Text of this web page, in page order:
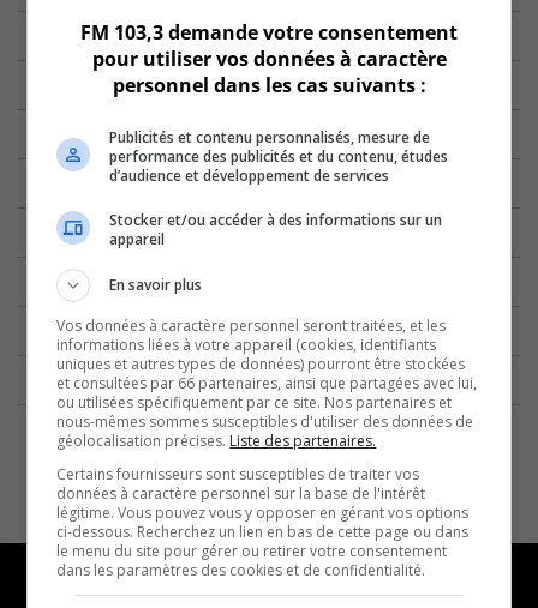
FM 103,3 demande votre consentement
pour utiliser vos données à caractère
personnel dans les cas suivants :
Publicités et contenu personnalisés, mesure de
performance des publicités et du contenu, études
d’audience et développement de services
Stocker et/ou accéder à des informations sur un
appareil
En savoir plus
Vos données à caractère personnel seront traitées, et les
informations liées à votre appareil (cookies, identifiants
uniques et autres types de données) pourront être stockées
et consultées par 66 partenaires, ainsi que partagées avec lui,
ou utilisées spécifiquement par ce site. Nos partenaires et
nous-mêmes sommes susceptibles d'utiliser des données de
géolocalisation précises. Liste des partenaires.
Certains fournisseurs sont susceptibles de traiter vos
données à caractère personnel sur la base de l'intérêt
légitime. Vous pouvez vous y opposer en gérant vos options
ci-dessous. Recherchez un lien en bas de cette page ou dans
le menu du site pour gérer ou retirer votre consentement
dans les paramètres des cookies et de confidentialité.